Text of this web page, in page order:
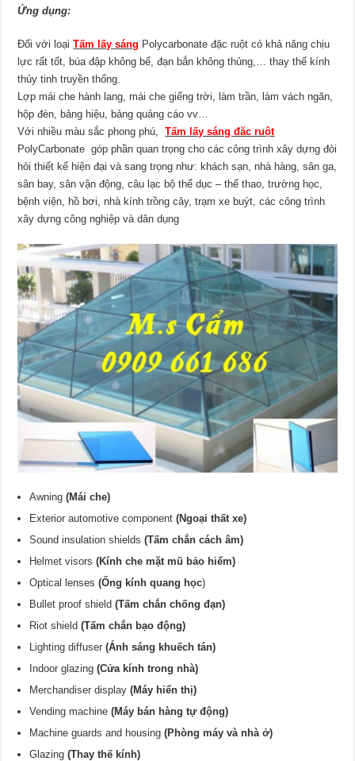
Ứng dụng:
Đối với loạiTấm lấy sáng Polycarbonate đặc ruột có khả năng chịu
lực rất tốt, búa đập không bể, đạn bắn không thủng,… thay thế kính
thủy tinh truyền thống.
Lợp mái che hành lang, mái che giếng trời, làm trần, làm vách ngăn,
hộp đèn, bảng hiệu, bảng quảng cáo vv…
Với nhiều màu sắc phong phú,Tấm lấy sáng đăc ruột
PolyCarbonate góp phần quan trọng cho các công trình xây dựng đòi
hỏi thiết kế hiện đại và sang trọng như: khách sạn, nhà hàng, sân ga,
sân bay, sân vận động, câu lạc bộ thể dục – thể thao, trường học,
bệnh viện, hồ bơi, nhà kính trồng cây, trạm xe buýt, các công trình
xây dựng công nghiệp và dân dụng
Awning(Mái che)
Exterior automotive component(Ngoại thất xe)
Sound insulation shields(Tấm chắn cách âm)
Helmet visors (Kính che mặt mũ bảo hiểm)
Optical lenses(Ống kính quang học)
Bullet proof shield(Tấm chắn chống đạn)
Riot shield(Tấm chắn bạo động)
Lighting diffuser(Ánh sáng khuếch tán)
Indoor glazing (Cửa kính trong nhà)
Merchandiser display(Máy hiển thị)
Vending machine(Máy bán hàng tự động)
Machine guards and housing(Phòng máy và nhà ở)
Glazing(Thay thế kính)